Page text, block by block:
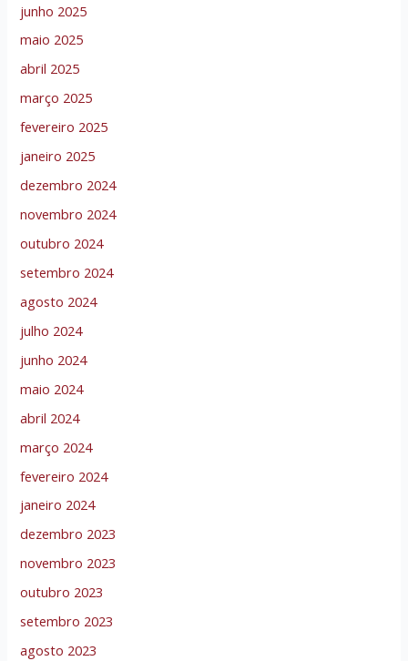
junho 2025
maio 2025
abril 2025
março 2025
fevereiro 2025
janeiro 2025
dezembro 2024
novembro 2024
outubro 2024
setembro 2024
agosto 2024
julho 2024
junho 2024
maio 2024
abril 2024
março 2024
fevereiro 2024
janeiro 2024
dezembro 2023
novembro 2023
outubro 2023
setembro 2023
agosto 2023